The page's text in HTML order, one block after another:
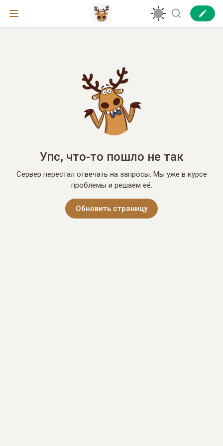
Упс, что-то пошло не так
Сервер перестал отвечать на запросы. Мы уже в курсе
проблемы и решаем её.
Обновить страницу